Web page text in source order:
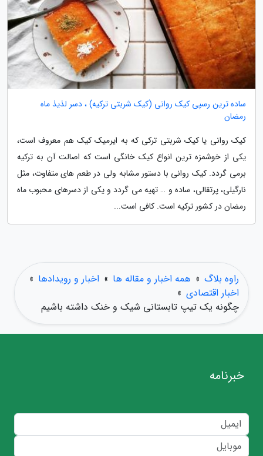
ساده ترین رسپی کیک روانی (کیک شربتی ترکیه) ، دسر لذیذ ماه
رمضان
کیک روانی یا کیک شربتی ترکی که به ایرمیک کیک هم معروف است،
یکی از خوشمزه ترین انواع کیک خانگی است که اصالت آن به ترکیه
برمی گردد. کیک روانی با دستور مشابه ولی در طعم های متفاوت، مثل
نارگیلی، پرتقالی، ساده و … تهیه می گردد و یکی از دسرهای محبوب ماه
رمضان در کشور ترکیه است. کافی است...
راوه بلاگ » همه اخبار و مقاله ها » اخبار و رویدادها »
اخبار اقتصادی »
چگونه یک تیپ تابستانی شیک و خنک داشته باشیم
خبرنامه